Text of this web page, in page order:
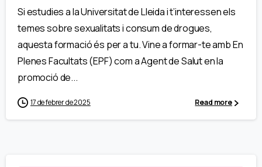
Si estudies a la Universitat de Lleida i t’interessen els
temes sobre sexualitats i consum de drogues,
aquesta formació és per a tu. Vine a formar-te amb En
Plenes Facultats (EPF) com a Agent de Salut en la
promoció de...
17 de febrer de 2025 Read more